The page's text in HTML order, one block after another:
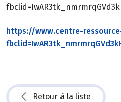
https://www.centre-
Retour à la liste